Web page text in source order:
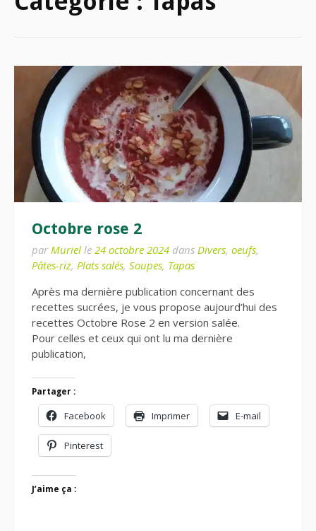
Octobre rose 2
par Muriel le 24 octobre 2024 dans Divers, oeufs,
Pâtes-riz, Plats salés, Soupes, Tapas
Après ma dernière publication concernant des
recettes sucrées, je vous propose aujourd’hui des
recettes Octobre Rose 2 en version salée.
Pour celles et ceux qui ont lu ma dernière
publication,
Partager :
Facebook Imprimer E-mail
Pinterest
J’aime ça :